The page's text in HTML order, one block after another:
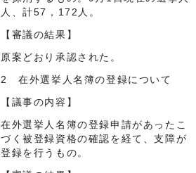
人、計57，172人。
【審議の結果】
原案どおり承認された。
2 在外選挙人名簿の登録について
【議事の内容】
在外選挙人名簿の登録申請があったこ
づく被登録資格の確認を経て、支障が
登録を行うもの。